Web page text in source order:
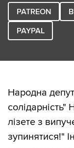
PATREON
PAYPAL
Народна
лізете з
зупинятися!"